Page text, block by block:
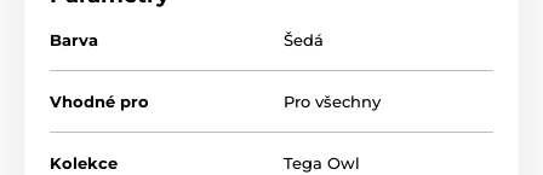
Barva Šedá
Vhodné pro Pro všechny
Kolekce Tega Owl